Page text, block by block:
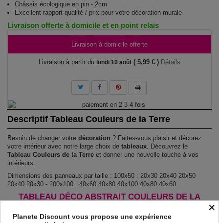
Châssis écologique en pin - 2cm
Excellent rapport qualité / prix pour votre décoration murale
Livraison offerte à domicile et en point relais
Livraison à domicile offerte
Livraison à partir du lundi 10 août ( 5,99 € ) Détails
Descriptif Tableau Couleurs de la Terre
Besoin de changer votre décoration ? Faites-vous plaisir et décorez
votre intérieur avec notre large choix de tableaux. Découvrez le
Tableau Couleurs de la Terre et donner une nouvelle touche à vos
intérieurs.
Dimensions des panneaux par taille : 100x50 : 20x30 20x40 20x50
20x40 20x30 - 200x100 : 40x60 40x80 40x100 40x80 40x60
TABLEAU DÉCO ABSTRAIT COULEURS DE LA
Le Tableau Couleurs de la Terreest imprimé sur un papier intissé
×
Planete Discount vous propose une expérience